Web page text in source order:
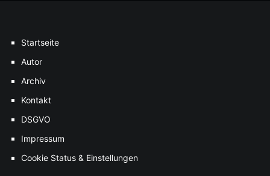
Startseite
Autor
Archiv
Kontakt
DSGVO
Impressum
Cookie Status & Einstellungen